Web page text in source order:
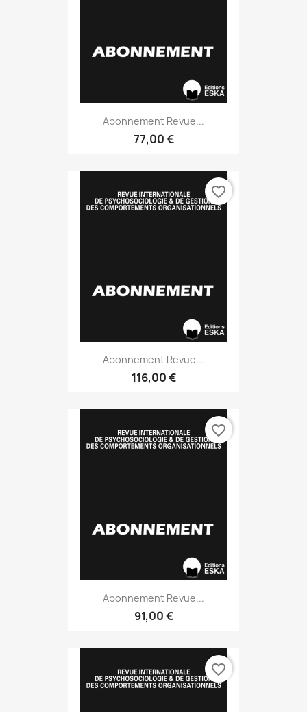
Abonnement Revue...
77,00 €
Abonnement Revue...
116,00 €
favorite_border
Abonnement Revue...
91,00 €
favorite_border
favorite_border